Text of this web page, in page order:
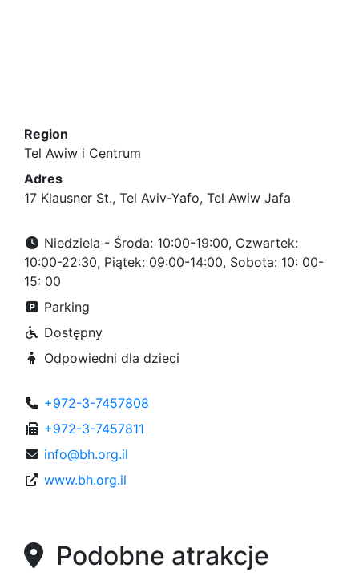
Region
Tel Awiw i Centrum
Adres
17 Klausner St., Tel Aviv-Yafo, Tel Awiw Jafa
Niedziela - Środa: 10:00-19:00, Czwartek:
10:00-22:30, Piątek: 09:00-14:00, Sobota: 10: 00-
15: 00
Parking
Dostępny
Odpowiedni dla dzieci
+972-3-7457808
+972-3-7457811
info@bh.org.il
www.bh.org.il
Podobne atrakcje